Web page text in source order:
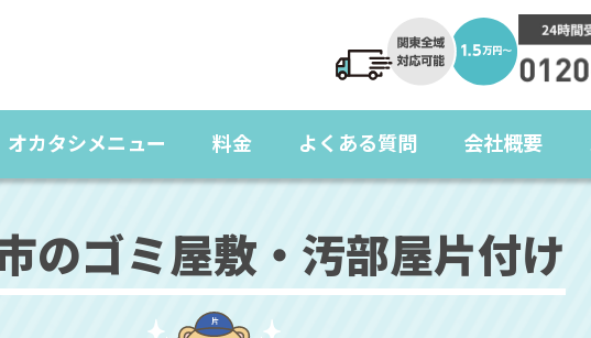
オカタシメニュー 料金 よくある質問 会社概要
のゴミ屋敷・汚部屋片付け